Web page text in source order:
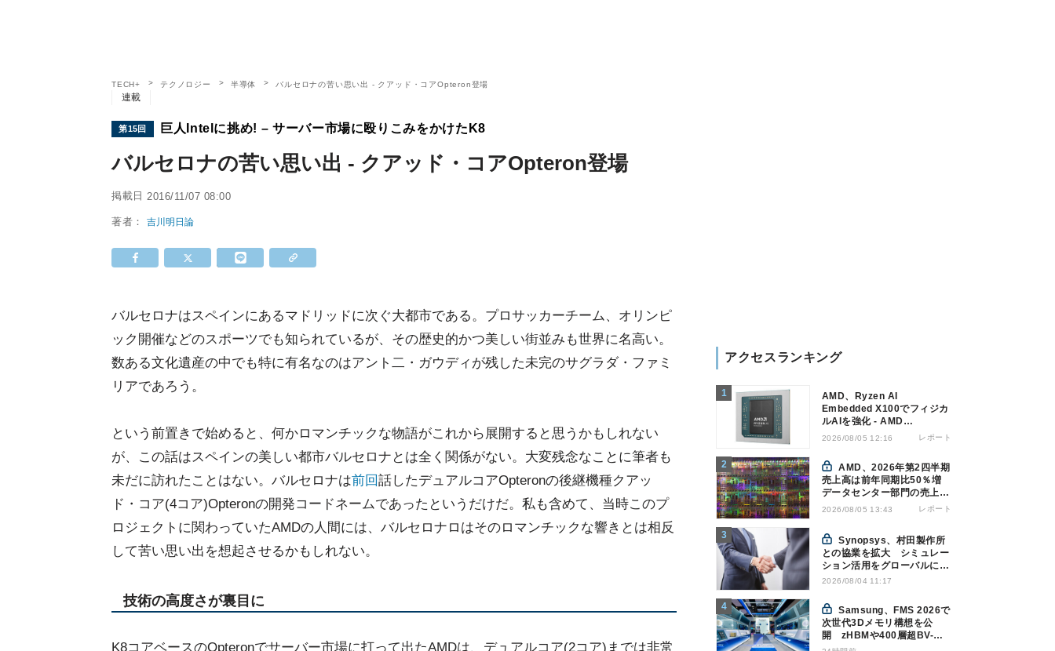
TECH+ テクノロジー 半導体 バルセロナの苦い思い出 - クアッド・コアOpteron登場
連載
第15回 巨人Intelに挑め! – サーバー市場に殴りこみをかけたK8
バルセロナの苦い思い出 - クアッド・コアOpteron登場
掲載日 2016/11/07 08:00
著者：吉川明日論
バルセロナはスペインにあるマドリッドに次ぐ大都市である。プロサッカーチーム、オリンピ
ック開催などのスポーツでも知られているが、その歴史的かつ美しい街並みも世界に名高い。
数ある文化遺産の中でも特に有名なのはアント二・ガウディが残した未完のサグラダ・ファミ
リアであろう。
という前置きで始めると、何かロマンチックな物語がこれから展開すると思うかもしれない
が、この話はスペインの美しい都市バルセロナとは全く関係がない。大変残念なことに筆者も
未だに訪れたことはない。バルセロナは前回話したデュアルコアOpteronの後継機種クアッ
ド・コア(4コア)Opteronの開発コードネームであったというだけだ。私も含めて、当時このプ
ロジェクトに関わっていたAMDの人間には、バルセロナロはそのロマンチックな響きとは相反
して苦い思い出を想起させるかもしれない。
技術の高度さが裏目に
K8コアベースのOpteronでサーバー市場に打って出たAMDは、デュアルコア(2コア)までは非常
アクセスランキング
AMD、Ryzen AI
Embedded X100でフィジカ
ルAIを強化 - AMD
Advancing AI 2026
2026/08/05 12:16 レポート
AMD、2026年第2四半期
売上高は前年同期比50％増
データセンター部門の売上高
が倍増
2026/08/05 13:43 レポート
Synopsys、村田製作所
との協業を拡大 シミュレー
ション活用をグローバルに支
援
2026/08/04 11:17
Samsung、FMS 2026で
次世代3Dメモリ構想を公
開 zHBMや400層超BV-
NANDを披露